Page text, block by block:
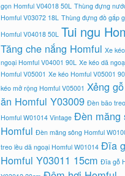
gọn Homful V04018 50L Thùng đựng
Homful V03072 18L Thùng đựng đồ gấp
Homful V04018 50L Tui ngu
Tăng che nắng Homful Xe
ngoại Homful V04001 90L Xe kéo dã
Homful V05001 Xe kéo Homful V05001
kéo mở rộng Homful V05001 Xẻng
ăn Homful Y03009 Đèn bão
Homful W01014 Vintage Đèn măng
Homful Đèn măng sông Homful
treo lều dã ngoại Homful W01014 Đĩa
Homful Y03011 15cm Đĩa gỗ